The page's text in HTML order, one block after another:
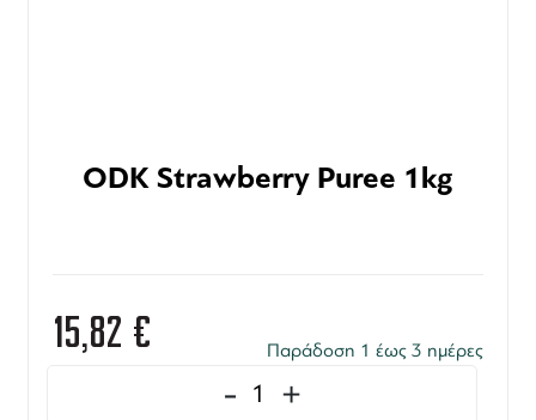
ODK Strawberry Puree 1kg
15,82 € Παράδοση 1 έως 3 ημέρες
- +